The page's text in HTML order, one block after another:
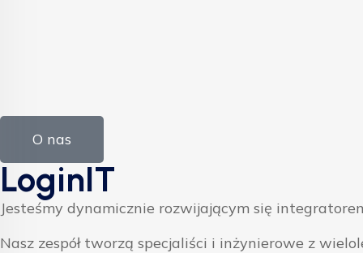
O nas
LoginIT
Jesteśmy dynamicznie rozwijającym się
Nasz zespół tworzą specjaliści i inżynierowe z